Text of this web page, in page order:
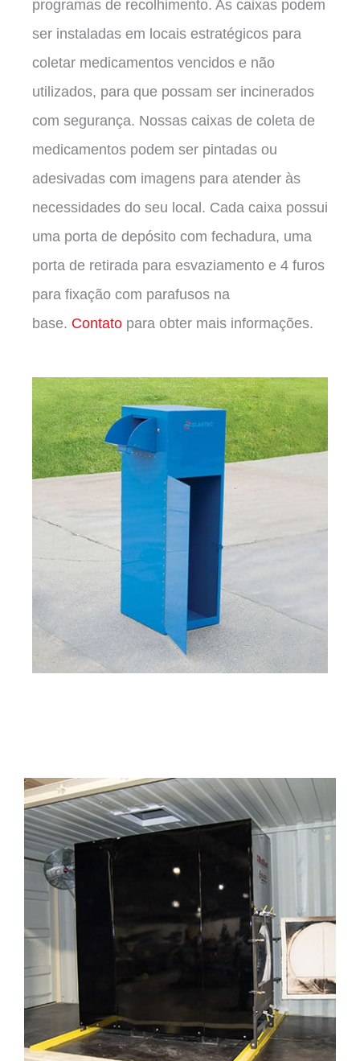
programas de recolhimento. As caixas podem
ser instaladas em locais estratégicos para
coletar medicamentos vencidos e não
utilizados, para que possam ser incinerados
com segurança. Nossas caixas de coleta de
medicamentos podem ser pintadas ou
adesivadas com imagens para atender às
necessidades do seu local. Cada caixa possui
uma porta de depósito com fechadura, uma
porta de retirada para esvaziamento e 4 furos
para fixação com parafusos na
base. Contato para obter mais informações.